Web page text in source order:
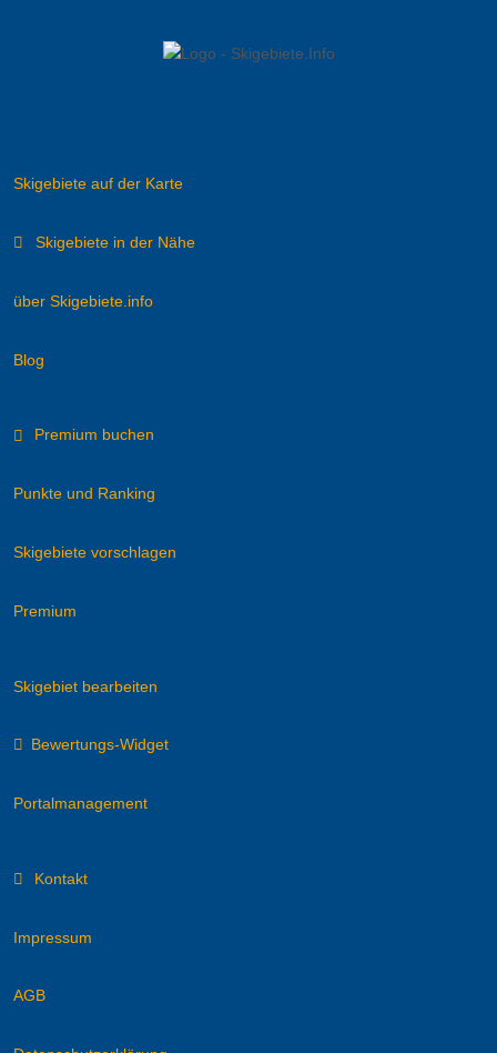
Skigebiete auf der Karte
Skigebiete in der Nähe
über Skigebiete.info
Blog
Premium buchen
Punkte und Ranking
Skigebiete vorschlagen
Premium
Skigebiet bearbeiten
Bewertungs-Widget
Portalmanagement
Kontakt
Impressum
AGB